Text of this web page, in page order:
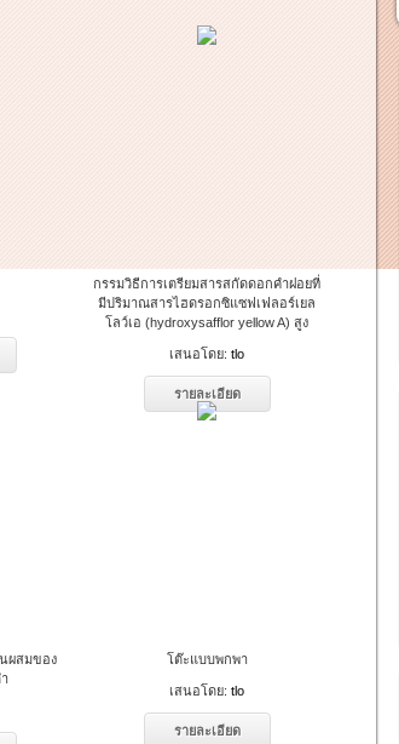
กรรมวิธีการเตรียมสารสกัดดอกคำฝอยที่
มีปริมาณสารไฮดรอกซิแซฟเฟลอร์เยล
โลว์เอ (hydroxysafflor yellow A) สูง
เสนอโดย: tlo
รายละเอียด
ผสมของ
โต๊ะแบบพกพา
เสนอโดย: tlo
รายละเอียด